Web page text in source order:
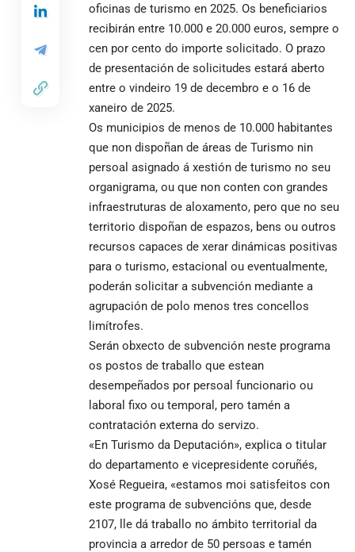
oficinas de turismo en 2025. Os beneficiarios
recibirán entre 10.000 e 20.000 euros, sempre o
cen por cento do importe solicitado. O prazo
de presentación de solicitudes estará aberto
entre o vindeiro 19 de decembro e o 16 de
xaneiro de 2025.
Os municipios de menos de 10.000 habitantes
que non dispoñan de áreas de Turismo nin
persoal asignado á xestión de turismo no seu
organigrama, ou que non conten con grandes
infraestruturas de aloxamento, pero que no seu
territorio dispoñan de espazos, bens ou outros
recursos capaces de xerar dinámicas positivas
para o turismo, estacional ou eventualmente,
poderán solicitar a subvención mediante a
agrupación de polo menos tres concellos
limítrofes.
Serán obxecto de subvención neste programa
os postos de traballo que estean
desempeñados por persoal funcionario ou
laboral fixo ou temporal, pero tamén a
contratación externa do servizo.
«En Turismo da Deputación», explica o titular
do departamento e vicepresidente coruñés,
Xosé Regueira, «estamos moi satisfeitos con
este programa de subvencións que, desde
2107, lle dá traballo no ámbito territorial da
provincia a arredor de 50 persoas e tamén